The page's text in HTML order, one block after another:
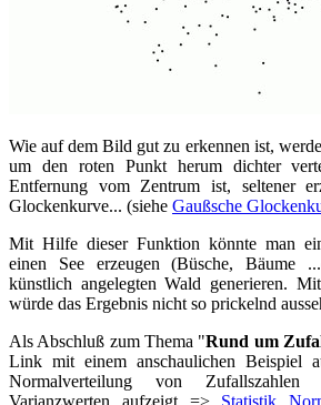
Wie auf dem Bild gut zu erkennen ist,
um den roten Punkt herum dichter
Entfernung vom Zentrum ist, seltener
Glockenkurve... (siehe Gaußsche
Mit Hilfe dieser Funktion könnte man
einen See erzeugen (Büsche, Bäume
künstlich angelegten Wald generieren.
würde das Ergebnis nicht so prickelnd
Als Abschluß zum Thema "Rund um
Link mit einem anschaulichen Beispiel
Normalverteilung von
Varianzwerten aufzeigt => Statistik